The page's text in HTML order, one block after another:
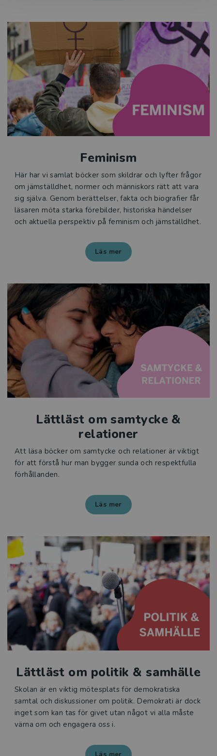
Feminism
Här har vi samlat böcker som skildrar och lyfter frågor
om jämställdhet, normer och människors rätt att vara
sig själva. Genom berättelser, fakta och biografier får
läsaren möta starka förebilder, historiska händelser
och aktuella perspektiv på feminism och jämställdhet.
Läs mer
Lättläst om samtycke &
relationer
Att läsa böcker om samtycke och relationer är viktigt
för att förstå hur man bygger sunda och respektfulla
förhållanden.
Läs mer
Lättläst om politik & samhälle
Skolan är en viktig mötesplats för demokratiska
samtal och diskussioner om politik. Demokrati är dock
inget som kan tas för givet utan något vi alla måste
värna om och engagera oss i.